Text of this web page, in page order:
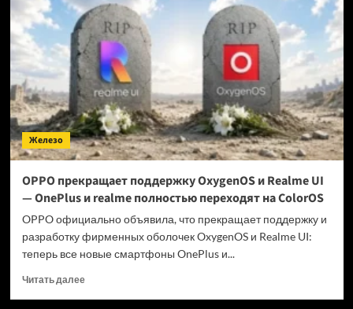
на ПК?
Железо
OPPO прекращает поддержку OxygenOS и Realme UI
— OnePlus и realme полностью переходят на ColorOS
OPPO официально объявила, что прекращает поддержку и
разработку фирменных оболочек OxygenOS и Realme UI:
теперь все новые смартфоны OnePlus и...
Читать далееПрочитать